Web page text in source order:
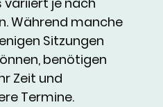
Während manche
Sitzungen
benötigen
Zeit und
Termine.